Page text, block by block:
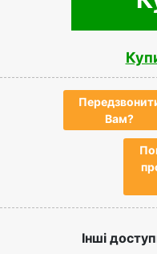
Вам?
Інші